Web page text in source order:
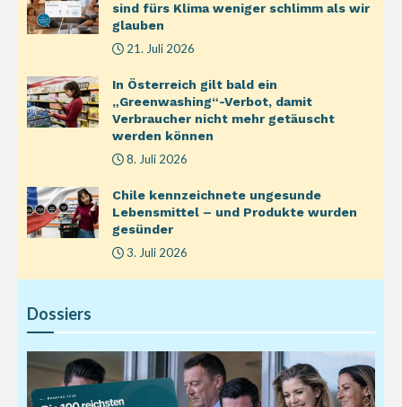
sind fürs Klima weniger schlimm als wir
glauben
21. Juli 2026
In Österreich gilt bald ein
„Greenwashing“-Verbot, damit
Verbraucher nicht mehr getäuscht
werden können
8. Juli 2026
Chile kennzeichnete ungesunde
Lebensmittel – und Produkte wurden
gesünder
3. Juli 2026
Dossiers